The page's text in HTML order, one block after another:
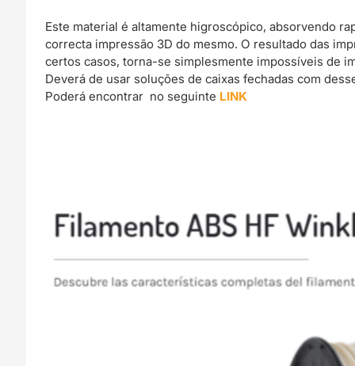
Este material é altamente higroscópico, absorvendo
correcta impressão 3D do mesmo. O resultado das
certos casos, torna-se simplesmente impossíveis de
Deverá de usar soluções de caixas fechadas com
Poderá encontrar no seguinte LINK